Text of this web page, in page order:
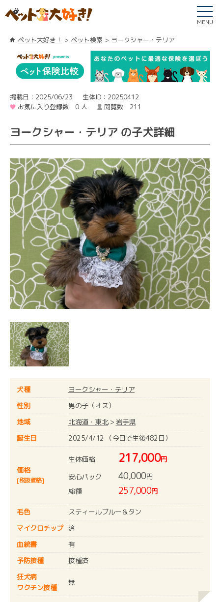
MENU
ペット大好き！ ペット検索 ヨークシャー・テリア
掲載日：2025/06/23
生体ID：20250412
お気に入り登録数 0 人
閲覧数 211
ヨークシャー・テリア の子犬詳細
犬種
ヨークシャー・テリア
性別
男の子（オス）
地域
北海道・東北> 岩手県
誕生日
2025/4/12 （今日で生後482日）
価格
[税抜価格]
生体価格 217,000円
安心パック
40,000円
総額
257,000円
毛色
スティールブルー＆タン
マイクロチップ 済
血統書
有
予防接種
接種済
狂犬病
ワクチン接種
無